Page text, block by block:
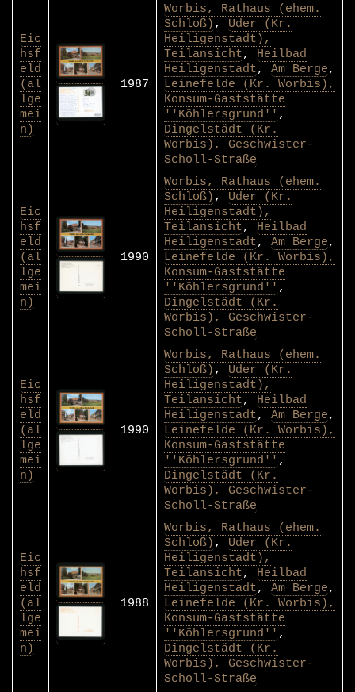
Eic
hsf
eld
(al
lge
mei
n)
1987
Worbis, Rathaus (ehem.
Schloß) , Uder (Kr.
Heiligenstadt),
Teilansicht, Heilbad
Heiligenstadt, Am Berge,
Leinefelde (Kr. Worbis),
Konsum-Gaststätte
''Köhlersgrund'' ,
Dingelstädt (Kr.
Worbis), Geschwister-
Scholl-Straße
Eic
hsf
eld
(al
lge
mei
n)
1990
Worbis, Rathaus (ehem.
Schloß) , Uder (Kr.
Heiligenstadt),
Teilansicht, Heilbad
Heiligenstadt, Am Berge,
Leinefelde (Kr. Worbis),
Konsum-Gaststätte
''Köhlersgrund'' ,
Dingelstädt (Kr.
Worbis), Geschwister-
Scholl-Straße
Eic
hsf
eld
(al
lge
mei
n)
1990
Worbis, Rathaus (ehem.
Schloß) , Uder (Kr.
Heiligenstadt),
Teilansicht, Heilbad
Heiligenstadt, Am Berge,
Leinefelde (Kr. Worbis),
Konsum-Gaststätte
''Köhlersgrund'' ,
Dingelstädt (Kr.
Worbis), Geschwister-
Scholl-Straße
Eic
hsf
eld
(al
lge
mei
n)
1988
Worbis, Rathaus (ehem.
Schloß) , Uder (Kr.
Heiligenstadt),
Teilansicht, Heilbad
Heiligenstadt, Am Berge,
Leinefelde (Kr. Worbis),
Konsum-Gaststätte
''Köhlersgrund'' ,
Dingelstädt (Kr.
Worbis), Geschwister-
Scholl-Straße